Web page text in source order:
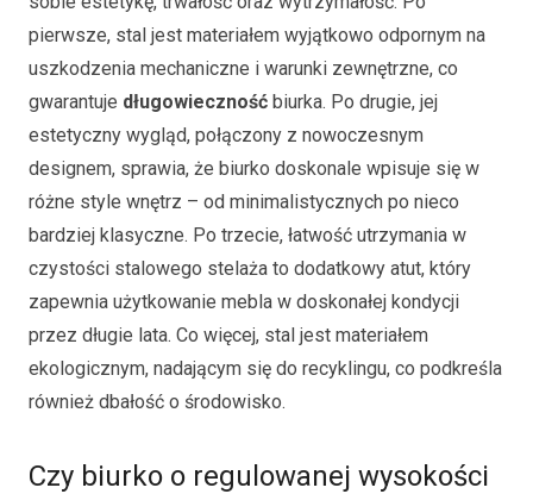
pierwsze, stal jest materiałem wyjątkowo odpornym na
uszkodzenia mechaniczne i warunki zewnętrzne, co
gwarantuje długowieczność biurka. Po drugie, jej
estetyczny wygląd, połączony z nowoczesnym
designem, sprawia, że biurko doskonale wpisuje się w
różne style wnętrz – od minimalistycznych po nieco
bardziej klasyczne. Po trzecie, łatwość utrzymania w
czystości stalowego stelaża to dodatkowy atut, który
zapewnia użytkowanie mebla w doskonałej kondycji
przez długie lata. Co więcej, stal jest materiałem
ekologicznym, nadającym się do recyklingu, co podkreśla
również dbałość o środowisko.
Czy biurko o regulowanej wysokości